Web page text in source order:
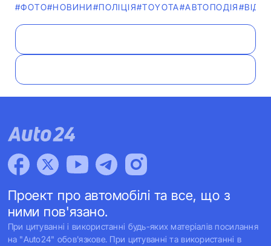
#ФОТО#НОВИНИ#ПОЛІЦІЯ#TOYOTA#АВТОПОДІЯ
Проект про автомобілі та все, що з
ними пов'язано.
При цитуванні і використанні будь-яких матеріалів посилання
на "Auto24" обов'язкове. При цитуванні та використанні в